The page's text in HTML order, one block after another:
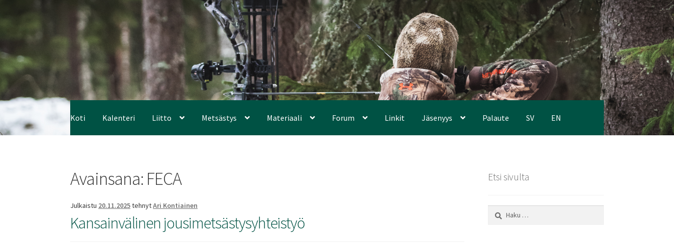
Koti Kalenteri Liitto Metsästys Materiaali Forum Linkit Jäsenyys Palaute SV EN
Avainsana: FECA
Julkaistu 20.11.2025tehnytAri Kontiainen
Kansainvälinen jousimetsästysyhteistyö
Etsi sivulta
Haku: